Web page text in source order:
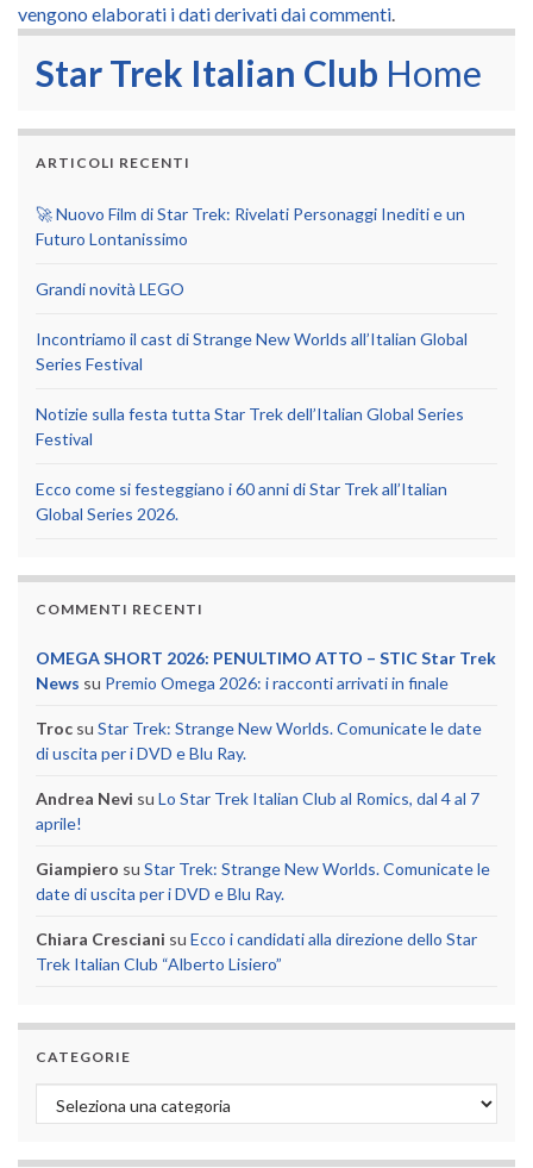
vengono elaborati i dati derivati dai commenti
Star Trek Italian Club Home
ARTICOLI RECENTI
🚀 Nuovo Film di Star Trek: Rivelati Personaggi Inediti e un
Futuro Lontanissimo
Grandi novità LEGO
Incontriamo il cast di Strange New Worlds all’Italian Global
Series Festival
Notizie sulla festa tutta Star Trek dell’Italian Global Series
Festival
Ecco come si festeggiano i 60 anni di Star Trek all’Italian
Global Series 2026.
COMMENTI RECENTI
OMEGA SHORT 2026: PENULTIMO ATTO – STIC Star Trek
News su Premio Omega 2026: i racconti arrivati in finale
Troc su Star Trek: Strange New Worlds. Comunicate le date
di uscita per i DVD e Blu Ray.
Andrea Nevi su Lo Star Trek Italian Club al Romics, dal 4 al 7
aprile!
Giampiero su Star Trek: Strange New Worlds. Comunicate le
date di uscita per i DVD e Blu Ray.
Chiara Cresciani su Ecco i candidati alla direzione dello Star
Trek Italian Club “Alberto Lisiero”
CATEGORIE
Categorie